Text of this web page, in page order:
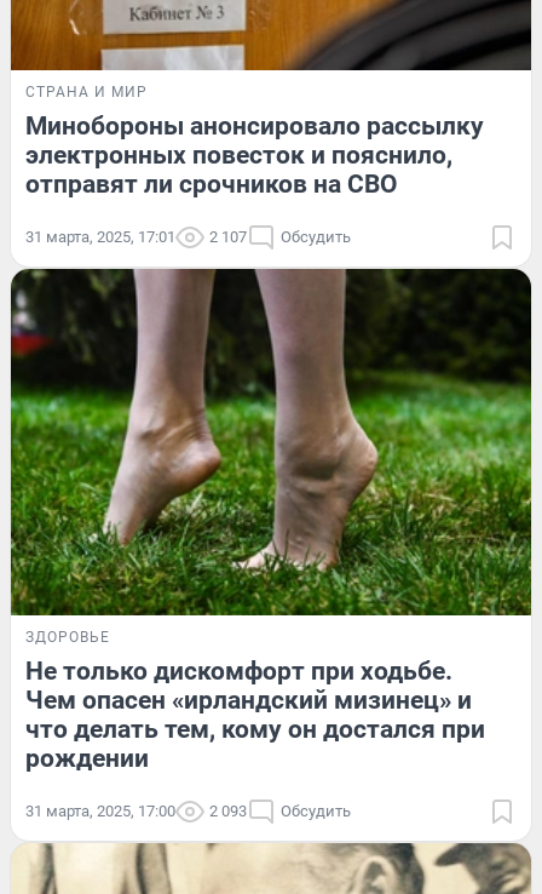
СТРАНА И МИР
Минобороны анонсировало рассылку
электронных повесток и пояснило,
отправят ли срочников на СВО
31 марта, 2025, 17:01 2 107 Обсудить
ЗДОРОВЬЕ
Не только дискомфорт при ходьбе.
Чем опасен «ирландский мизинец» и
что делать тем, кому он достался при
рождении
31 марта, 2025, 17:00 2 093 Обсудить